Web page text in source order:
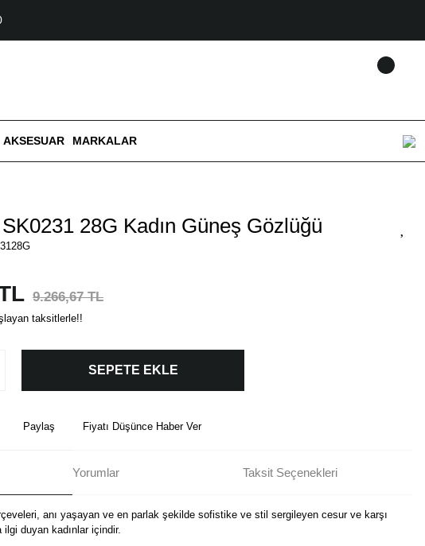
AKSESUAR MARKALAR
28G Kadın Güneş Gözlüğü
9.266,67 TL
taksitlerle!!
SEPETE EKLE
Paylaş Fiyatı Düşünce Haber Ver
Yorumlar Taksit Seçenekleri
anı yaşayan ve en parlak şekilde sofistike ve stil sergileyen cesur ve karşı
ilgi duyan kadınlar içindir.